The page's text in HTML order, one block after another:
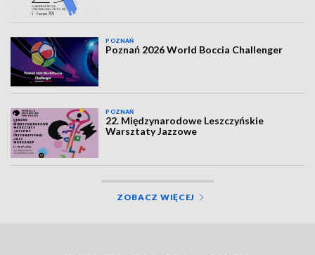
POZNAŃ
Poznań 2026 World Boccia Challenger
POZNAŃ
22. Międzynarodowe Leszczyńskie
Warsztaty Jazzowe
ZOBACZ WIĘCEJ